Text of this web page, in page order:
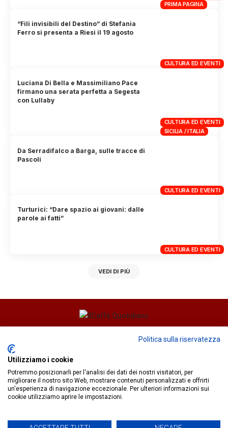
PRIMA PAGINA
CULTURA ED EVENTI
“Fili invisibili del Destino” di Stefania
Ferro si presenta a Riesi il 19 agosto
CULTURA ED EVENTI
SICILIA / ITALIA
Luciana Di Bella e Massimiliano Pace
firmano una serata perfetta a Segesta
con Lullaby
CULTURA ED EVENTI
Da Serradifalco a Barga, sulle tracce di
Pascoli
CULTURA ED EVENTI
Turturici: “Dare spazio ai giovani: dalle
parole ai fatti”
VEDI DI PIÙ
Fiorella Falci
redazione@ilcaffequotidiano.online
C.F. 92076900858
Chi siamo
Privacy & Cookie Policy
Politica sulla riservatezza
Utilizziamo i cookie
Potremmo posizionarli per l'analisi dei dati dei nostri visitatori, per
migliorare il nostro sito Web, mostrare contenuti personalizzati e offrirti
un'esperienza di navigazione eccezionale. Per ulteriori informazioni sui
cookie utilizziamo aprire le impostazioni.